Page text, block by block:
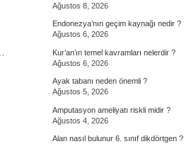
Ağustos 8, 2026
Endonezya’nın geçim kaynağı nedir ?
Ağustos 6, 2026
Kur’an’ın temel kavramları nelerdir ?
Ağustos 6, 2026
Ayak tabanı neden önemli ?
Ağustos 5, 2026
Amputasyon ameliyatı riskli midir ?
Ağustos 4, 2026
Alan nasıl bulunur 6. sınıf dikdörtgen ?